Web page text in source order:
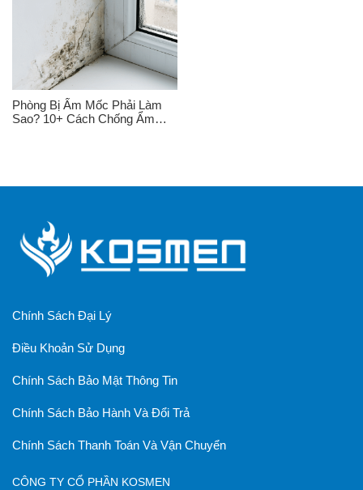
Phòng Bị Ẩm Mốc Phải Làm
Sao? 10+ Cách Chống Ẩm
Chính Sách Đại Lý
Điều Khoản Sử Dụng
Chính Sách Bảo Mật Thông Tin
Chính Sách Bảo Hành Và Đổi Trả
Chính Sách Thanh Toán Và Vận Chuyển
CÔNG TY CỔ PHẦN KOSMEN